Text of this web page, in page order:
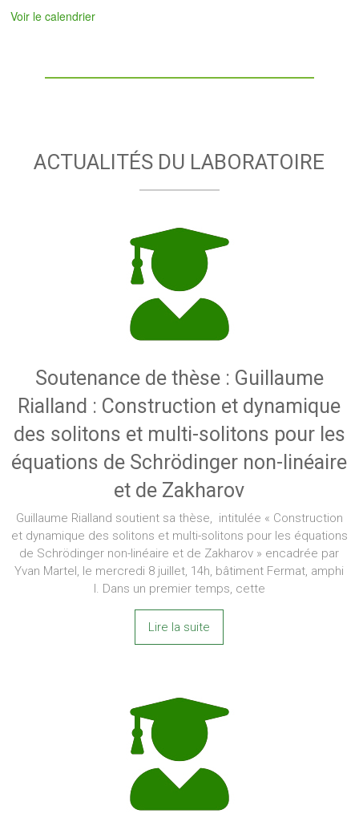
Voir le calendrier
ACTUALITÉS DU LABORATOIRE
Soutenance de thèse : Guillaume
Rialland : Construction et dynamique
des solitons et multi-solitons pour les
équations de Schrödinger non-linéaire
et de Zakharov
Guillaume Rialland soutient sa thèse, intitulée « Construction
et dynamique des solitons et multi-solitons pour les équations
de Schrödinger non-linéaire et de Zakharov » encadrée par
Yvan Martel, le mercredi 8 juillet, 14h, bâtiment Fermat, amphi
I. Dans un premier temps, cette
Lire la suite